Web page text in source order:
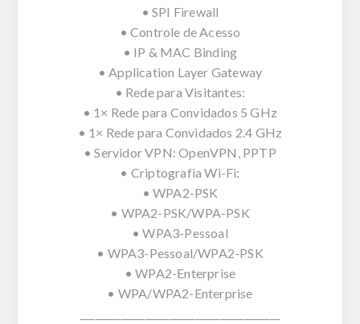
• SPI Firewall
• Controle de Acesso
• IP & MAC Binding
• Application Layer Gateway
• Rede para Visitantes:
• 1× Rede para Convidados 5 GHz
• 1× Rede para Convidados 2.4 GHz
• Servidor VPN: OpenVPN, PPTP
• Criptografia Wi-Fi:
• WPA2-PSK
• WPA2-PSK/WPA-PSK
• WPA3-Pessoal
• WPA3-Pessoal/WPA2-PSK
• WPA2-Enterprise
• WPA/WPA2-Enterprise